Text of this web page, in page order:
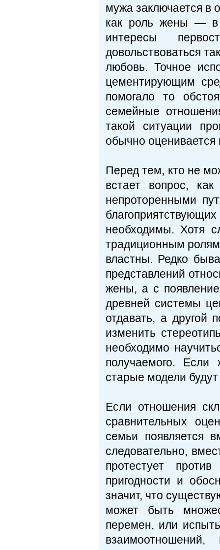
мужа заключается в
как роль жены — в
интересы
довольствоваться
любовь. Точное
цементирующим
помогало то
семейные
такой ситуации
обычно оценивается
Перед тем, кто не
встает вопрос,
непроторенными
необходимы. Хотя
традиционным
властны. Редко
представлений
жены, а с
древней системы
отдавать, а другой
изменить
необходимо
получаемого. Если
старые модели
Если отношения
сравнительных
семьи появляется
следовательно,
протестует
пригодности и
значит, что
может быть
перемен, или